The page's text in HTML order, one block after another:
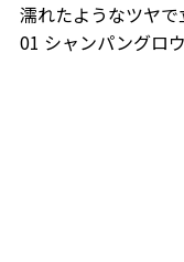
濡れたようなツヤ
01 シャンパングロ